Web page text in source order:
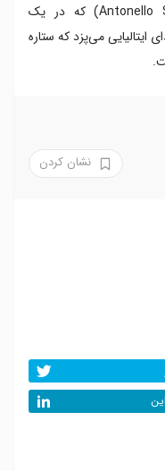
رستوران یعنی «آنتونِلو ساردی» (Antonello Sardi) که در یک
ایتالیایی می‌پزد که ستاره
نشان کردن